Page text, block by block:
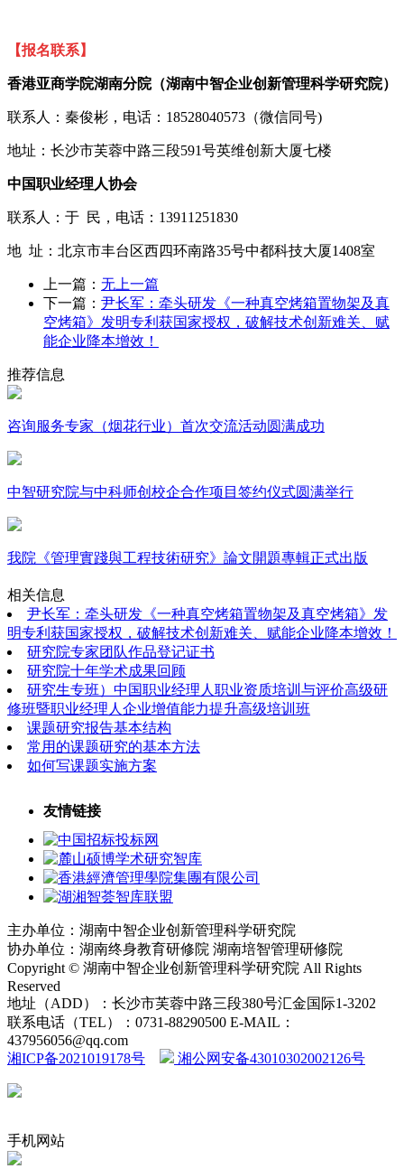
【报名联系】
香港亚商学院湖南分院（湖南中智企业创新管理科学研究院）
联系人：秦俊彬，电话： 18528040573（微信同号)
地址：长沙市芙蓉中路三段591号英维创新大厦七楼
中国职业经理人协会
联系人：于 民，电话： 13911251830
地 址：北京市丰台区西四环南路35号中都科技大厦1408室
上一篇： 无上一篇
下一篇： 尹长军：牵头研发《一种真空烤箱置物架及真
空烤箱》发明专利获国家授权，破解技术创新难关、赋
能企业降本增效！
推荐信息
咨询服务专家（烟花行业）首次交流活动圆满成功
中智研究院与中科师创校企合作项目签约仪式圆满举行
我院《管理實踐與工程技術研究》論文開題專輯正式出版
相关信息
尹长军：牵头研发《一种真空烤箱置物架及真空烤箱》发
明专利获国家授权，破解技术创新难关、赋能企业降本增效！
研究院专家团队作品登记证书
研究院十年学术成果回顾
研究生专班）中国职业经理人职业资质培训与评价高级研
修班暨职业经理人企业增值能力提升高级培训班
课题研究报告基本结构
常用的课题研究的基本方法
如何写课题实施方案
友情链接
主办单位：湖南中智企业创新管理科学研究院
协办单位：湖南终身教育研修院 湖南培智管理研修院
Copyright © 湖南中智企业创新管理科学研究院 All Rights
Reserved
地址（ADD）：长沙市芙蓉中路三段380号汇金国际1-3202
联系电话（TEL）：0731-88290500 E-MAIL：
437956056@qq.com
湘ICP备2021019178号
湘公网安备43010302002126号
手机网站